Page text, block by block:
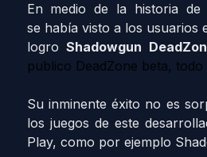
En medio de la historia de
se había visto a los usuarios
logroShadowgun
publico DeadZone beta,
Su inminente éxito no es
los juegos de este
Play, como por ejemplo